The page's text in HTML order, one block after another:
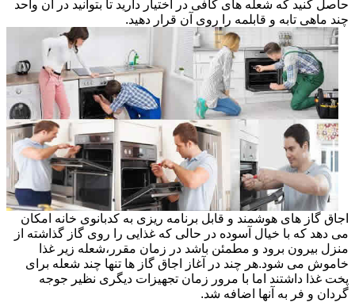
حاصل کنید که شعله های کافی در اختیار دارید تا بتوانید در آن واحد
چند ماهی تابه و قابلمه را روی آن قرار دهید.
اجاق گاز های هوشمند و قابل برنامه ریزی به کدبانوی خانه امکان
می دهد که با خیال آسوده در حالی که غذایی را روی گاز گذاشته از
منزل بیرون برود و مطمئن باشد در زمان مقرر،شعله زیر غذا
خاموش می شود.هر چند در آغاز اجاق گاز ها تنها چند شعله برای
پخت غذا داشتند اما با مرور زمان تجهیزات دیگری نظیر جوجه
گردان و فر به آنها اضافه شد.